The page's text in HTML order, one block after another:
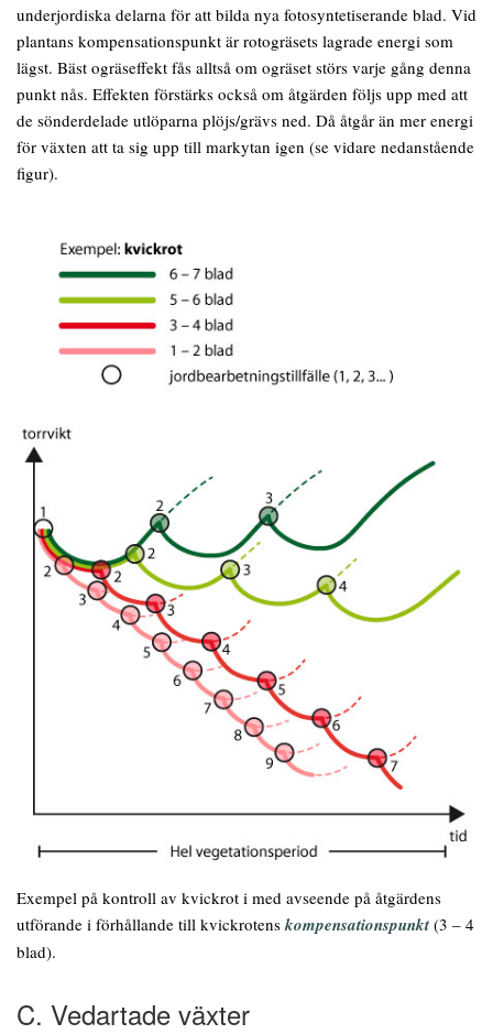
underjordiska delarna för att bilda nya fotosyntetiserande blad. Vid
plantans kompensationspunkt är rotogräsets lagrade energi som
lägst. Bäst ogräseffekt fås alltså om ogräset störs varje gång denna
punkt nås. Effekten förstärks också om åtgärden följs upp med att
de sönderdelade utlöparna plöjs/grävs ned. Då åtgår än mer energi
för växten att ta sig upp till markytan igen (se vidare nedanstående
figur).
Exempel på kontroll av kvickrot i med avseende på åtgärdens
utförande i förhållande till kvickrotens kompensationspunkt(3 – 4
blad).
C. Vedartade växter